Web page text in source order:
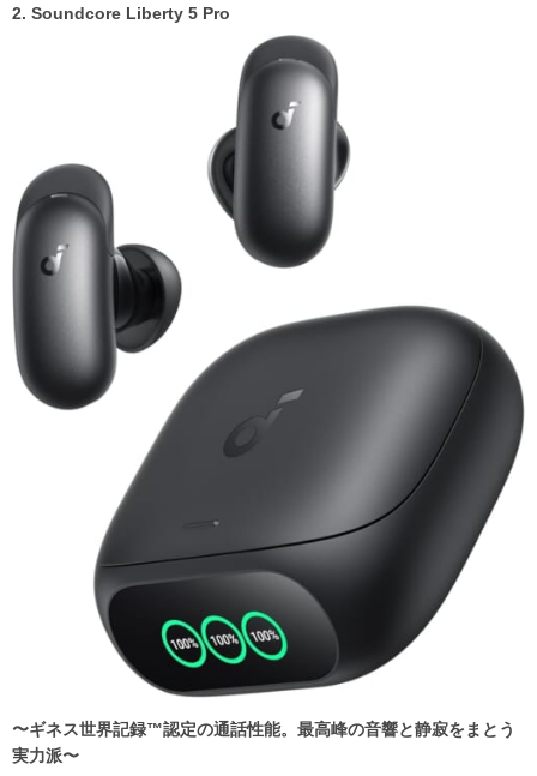
2. Soundcore Liberty 5 Pro
〜ギネス世界記録™認定の通話性能。最高峰の音響と静寂をまとう
実力派〜